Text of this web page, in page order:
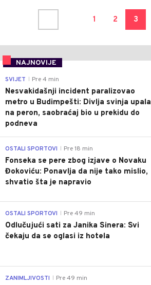
1 2 3
NAJNOVIJE
SVIJET Pre 4 min
Nesvakidašnji incident paralizovao
metro u Budimpešti: Divlja svinja upala
na peron, saobraćaj bio u prekidu do
podneva
OSTALI SPORTOVI Pre 18 min
Fonseka se pere zbog izjave o Novaku
Đokoviću: Ponavlja da nije tako mislio,
shvatio šta je napravio
OSTALI SPORTOVI Pre 49 min
Odlučujući sati za Janika Sinera: Svi
čekaju da se oglasi iz hotela
ZANIMLJIVOSTI Pre 49 min